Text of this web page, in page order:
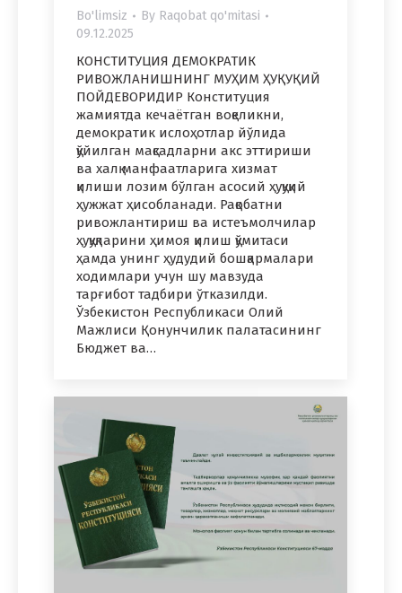
Bo'limsiz By Raqobat qo'mitasi
09.12.2025
КОНСТИТУЦИЯ ДЕМОКРАТИК
РИВОЖЛАНИШНИНГ МУҲИМ ҲУҚУҚИЙ
ПОЙДЕВОРИДИР Конституция
жамиятда кечаётган воқеликни,
демократик ислоҳотлар йўлида
қўйилган мақсадларни акс эттириши
ва халқ манфаатларига хизмат
қилиши лозим бўлган асосий ҳуқуқий
ҳужжат ҳисобланади. Рақобатни
ривожлантириш ва истеъмолчилар
ҳуқуқларини ҳимоя қилиш қўмитаси
ҳамда унинг ҳудудий бошқармалари
ходимлари учун шу мавзуда
тарғибот тадбири ўтказилди.
Ўзбекистон Республикаси Олий
Мажлиси Қонунчилик палатасининг
Бюджет ва…